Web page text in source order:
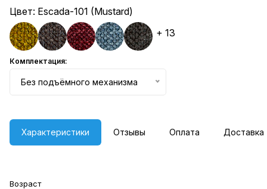
Цвет: Escada-101 (Mustard)
+ 13
Комплектация:
Без подъёмного механизма
Характеристики Отзывы Оплата Доставка
Возраст